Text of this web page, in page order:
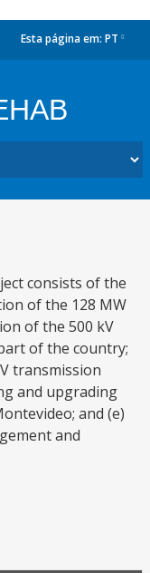
Esta página em: PT
consists of the
of the 128 MW
of the 500 kV
of the country;
transmission
and upgrading
and (e)
and